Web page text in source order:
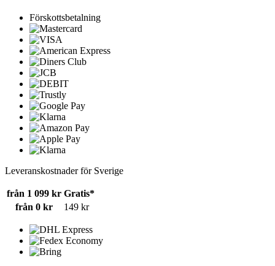
Förskottsbetalning
Leveranskostnader för Sverige
från 1 099 kr Gratis*
från 0 kr
149 kr